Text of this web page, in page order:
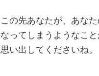
この先あなたが、あな
なってしまうようなこ
思い出してくださいね。